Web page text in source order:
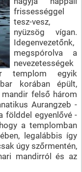
frissességgel
tesz-vesz,
nyüzsög vígan.
Idegenvezetőnk,
megspórolva a
nevezetességek
templom egyik
korában épült,
felső három
Aurangzeb -
földdel egyenlővé -
a templomban
legalábbis így
úgy szőrmentén,
mandirról és az